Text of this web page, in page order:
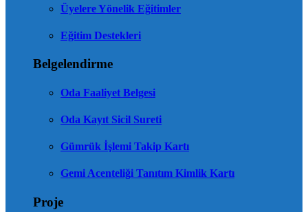
Üyelere Yönelik Eğitimler
Eğitim Destekleri
Belgelendirme
Oda Faaliyet Belgesi
Oda Kayıt Sicil Sureti
Gümrük İşlemi Takip Kartı
Gemi Acenteliği Tanıtım Kimlik Kartı
Proje